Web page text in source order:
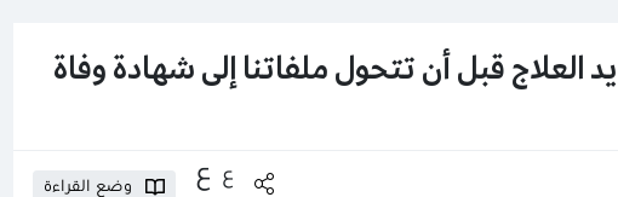
قبل أن تتحول ملفاتنا إلى شهادة وفاة
ع ع
وضع القراءة